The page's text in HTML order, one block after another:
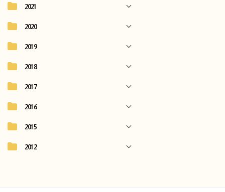
2021
2020
2019
2018
2017
2016
2015
2012